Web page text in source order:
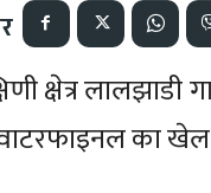
क्षेत्र
का